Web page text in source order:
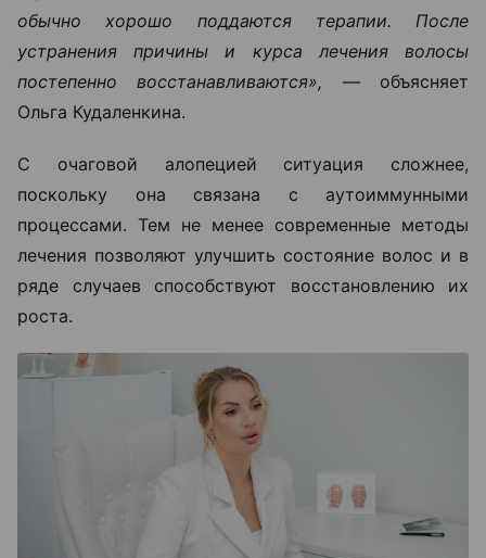
обычно хорошо поддаются терапии. После
устранения причины и курса лечения волосы
постепенно восстанавливаются», —объясняет
Ольга Кудаленкина.
С очаговой алопецией ситуация сложнее,
поскольку она связана с аутоиммунными
процессами. Тем не менее современные методы
лечения позволяют улучшить состояние волос и в
ряде случаев способствуют восстановлению их
роста.